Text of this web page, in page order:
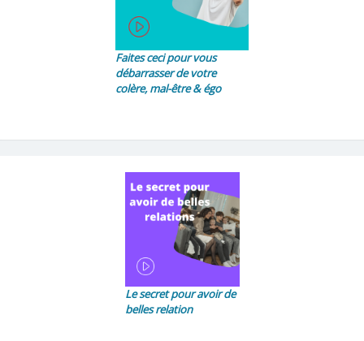
Faites ceci pour vous
débarrasser de votre
colère, mal-être & égo
Le secret pour avoir de
belles relation